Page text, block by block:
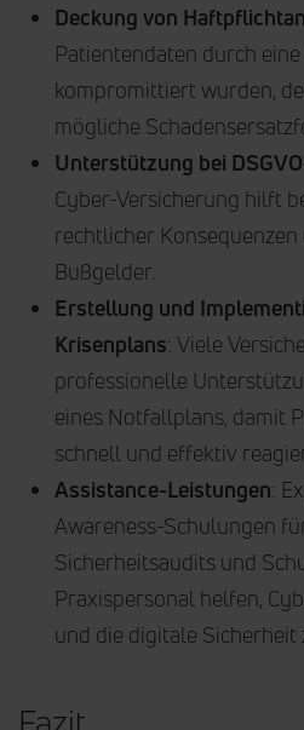
Deckung von
Patientendaten durch
kompromittiert wurden,
mögliche
Unterstützung bei
Cyber-Versicherung hilft
rechtlicher
Bußgelder.
Erstellung und
Krisenplans: Viele
professionelle
eines Notfallplans, damit
schnell und effektiv
Assistance-Leistungen:
Awareness-Schulungen
Sicherheitsaudits und
Praxispersonal helfen,
und die digitale Sicherheit